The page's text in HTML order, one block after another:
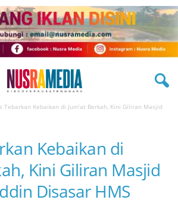
Tebarkan Kebaikan di Jum’at Berkah, Kini Giliran Masjid
Kebaikan di
Kini Giliran Masjid
Disasar HMS